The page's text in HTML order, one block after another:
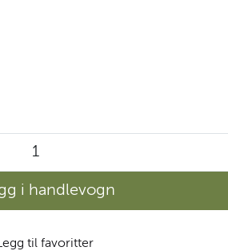
i handlevogn
til favoritter